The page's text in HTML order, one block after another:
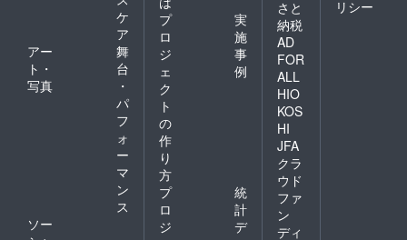
ケ
ア
アー
ト・
写真
舞
台
・
パ
フ
ォ
ー
マ
ン
ス
ソー
プ
ロ
ジ
ェ
ク
ト
の
作
り
方
実
施
事
例
プ
ロ
ジ
統
計
デ
さと
納税
AD
FOR
ALL
HIO
KOS
HI
JFA
クラ
ウド
ファ
ン
ディ
リシー